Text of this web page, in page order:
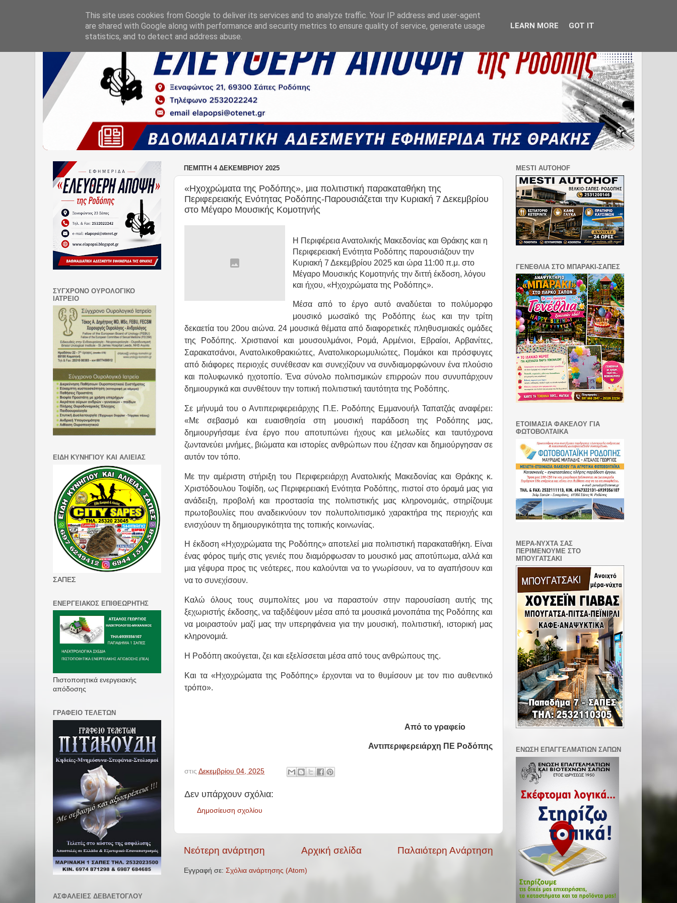
ΠΈΜΠΤΗ 4 ΔΕΚΕΜΒΡΊΟΥ 2025
«Ηχοχρώματα της Ροδόπης», μια πολιτιστική παρακαταθήκη της
Περιφερειακής Ενότητας Ροδόπης-Παρουσιάζεται την Κυριακή 7 Δεκεμβρίου
στο Μέγαρο Μουσικής Κομοτηνής
Η Περιφέρεια Ανατολικής Μακεδονίας και Θράκης και η
Περιφερειακή Ενότητα Ροδόπης παρουσιάζουν την
Κυριακή 7 Δεκεμβρίου 2025 και ώρα 11:00 π.μ. στο
Μέγαρο Μουσικής Κομοτηνής την διττή έκδοση, λόγου
και ήχου, «Ηχοχρώματα της Ροδόπης».
Μέσα από το έργο αυτό αναδύεται το πολύμορφο
μουσικό μωσαϊκό της Ροδόπης έως και την τρίτη
δεκαετία του 20ου αιώνα. 24 μουσικά θέματα από διαφορετικές πληθυσμιακές ομάδες
της Ροδόπης. Χριστιανοί και μουσουλμάνοι, Ρομά, Αρμένιοι, Εβραίοι, Αρβανίτες,
Σαρακατσάνοι, Ανατολικοθρακιώτες, Ανατολικορωμυλιώτες, Πομάκοι και πρόσφυγες
από διάφορες περιοχές συνέθεσαν και συνεχίζουν να συνδιαμορφώνουν ένα πλούσιο
και πολυφωνικό ηχοτοπίο. Ένα σύνολο πολιτισμικών επιρροών που συνυπάρχουν
δημιουργικά και συνθέτουν την τοπική πολιτιστική ταυτότητα της Ροδόπης.
Σε μήνυμά του ο Αντιπεριφερειάρχης Π.Ε. Ροδόπης Εμμανουήλ Ταπατζάς αναφέρει:
«Με σεβασμό και ευαισθησία στη μουσική παράδοση της Ροδόπης μας,
δημιουργήσαμε ένα έργο που αποτυπώνει ήχους και μελωδίες και ταυτόχρονα
ζωντανεύει μνήμες, βιώματα και ιστορίες ανθρώπων που έζησαν και δημιούργησαν σε
αυτόν τον τόπο.
Με την αμέριστη στήριξη του Περιφερειάρχη Ανατολικής Μακεδονίας και Θράκης κ.
Χριστόδουλου Τοψίδη, ως Περιφερειακή Ενότητα Ροδόπης, πιστοί στο όραμά μας για
ανάδειξη, προβολή και προστασία της πολιτιστικής μας κληρονομιάς, στηρίζουμε
πρωτοβουλίες που αναδεικνύουν τον πολυπολιτισμικό χαρακτήρα της περιοχής και
ενισχύουν τη δημιουργικότητα της τοπικής κοινωνίας.
Η έκδοση «Ηχοχρώματα της Ροδόπης» αποτελεί μια πολιτιστική παρακαταθήκη. Είναι
ένας φόρος τιμής στις γενιές που διαμόρφωσαν το μουσικό μας αποτύπωμα, αλλά και
μια γέφυρα προς τις νεότερες, που καλούνται να το γνωρίσουν, να το αγαπήσουν και
να το συνεχίσουν.
Καλώ όλους τους συμπολίτες μου να παραστούν στην παρουσίαση αυτής της
ξεχωριστής έκδοσης, να ταξιδέψουν μέσα από τα μουσικά μονοπάτια της Ροδόπης και
να μοιραστούν μαζί μας την υπερηφάνεια για την μουσική, πολιτιστική, ιστορική μας
κληρονομιά.
Η Ροδόπη ακούγεται, ζει και εξελίσσεται μέσα από τους ανθρώπους της.
Και τα «Ηχοχρώματα της Ροδόπης» έρχονται να το θυμίσουν με τον πιο αυθεντικό
τρόπο».
Από το γραφείο
Αντιπεριφερειάρχη ΠΕ Ροδόπης
στις Δεκεμβρίου 04, 2025
Δεν υπάρχουν σχόλια:
Δημοσίευση σχολίου
Νεότερη ανάρτηση Παλαιότερη Ανάρτηση
Αρχική σελίδα
Εγγραφή σε: Σχόλια ανάρτησης (Atom)
ΣΥΓΧΡΟΝΟ ΟΥΡΟΛΟΓΙΚΟ
ΙΑΤΡΕΙΟ
ΕΙΔΗ ΚΥΝΗΓΙΟΥ ΚΑΙ ΑΛΙΕΙΑΣ
ΣΑΠΕΣ
ΕΝΕΡΓΕΙΑΚΟΣ ΕΠΙΘΕΩΡΗΤΗΣ
Πιστοποιητικά ενεργειακής
απόδοσης
ΓΡΑΦΕΙΟ ΤΕΛΕΤΩΝ
ΑΣΦΑΛΕΙΕΣ ΔΕΒΛΕΤΟΓΛΟΥ
MESTI AUTOHOF
ΓΕΝΕΘΛΙΑ ΣΤΟ ΜΠΑΡΑΚΙ-ΣΑΠΕΣ
ΕΤΟΙΜΑΣΙΑ ΦΑΚΕΛΟΥ ΓΙΑ
ΦΩΤΟΒΟΛΤΑΙΚΑ
ΜΕΡΑ-ΝΥΧΤΑ ΣΑΣ
ΠΕΡΙΜΕΝΟΥΜΕ ΣΤΟ
ΜΠΟΥΓΑΤΣΑΚΙ
ΕΝΩΣΗ ΕΠΑΓΓΕΛΜΑΤΙΩΝ ΣΑΠΩΝ
This site uses cookies from Google to deliver its services and to analyze traffic. Your IP address and user-agent
are shared with Google along with performance and security metrics to ensure quality of service, generate usage
statistics, and to detect and address abuse.
LEARN MORE GOT IT